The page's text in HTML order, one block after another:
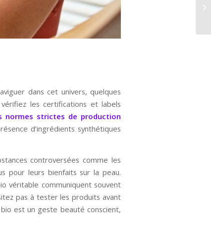
dans cet univers, quelques
les certifications et labels
normes strictes de production
d’ingrédients synthétiques
controversées comme les
pour leurs bienfaits sur la peau.
véritable communiquent souvent
pas à tester les produits avant
est un geste beauté conscient,